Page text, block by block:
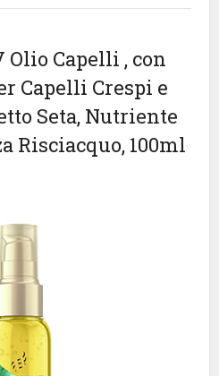
Olio Capelli , con
Capelli Crespi e
Seta, Nutriente
Risciacquo, 100ml